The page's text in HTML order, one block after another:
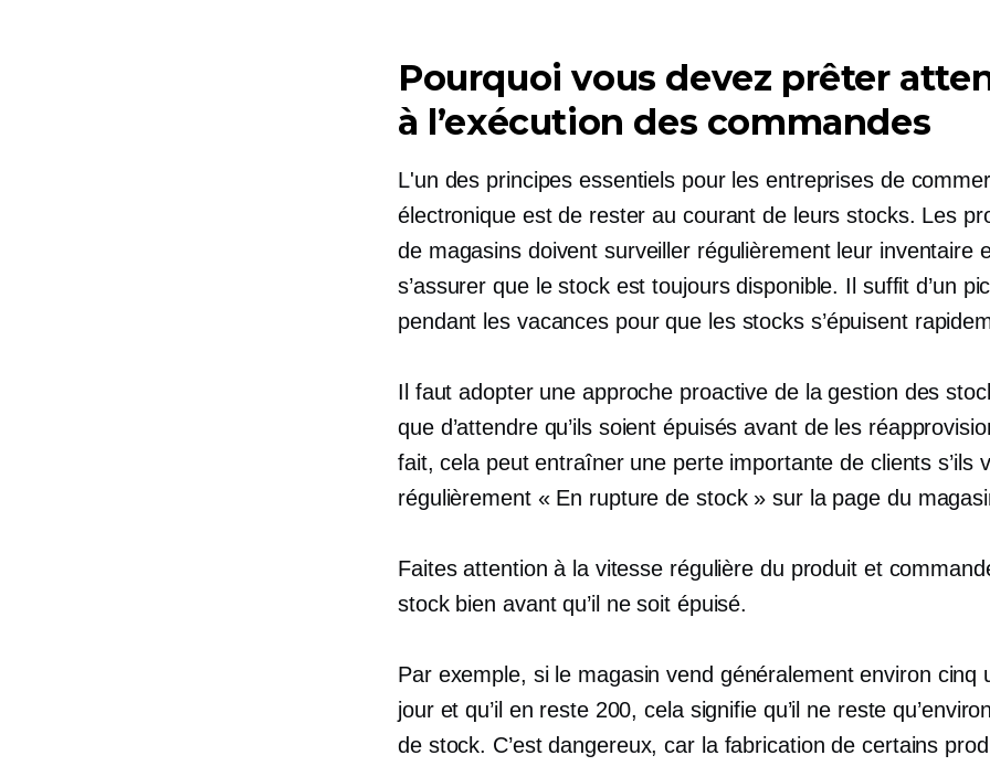
Pourquoi vous devez prêter
à l’exécution des commandes
L'un des principes essentiels pour les entreprises de
électronique est de rester au courant de leurs stocks. Les
de magasins doivent surveiller régulièrement leur inventaire
s’assurer que le stock est toujours disponible. Il suffit d’un
pendant les vacances pour que les stocks s’épuisent
Il faut adopter une approche proactive de la gestion des
que d’attendre qu’ils soient épuisés avant de les
fait, cela peut entraîner une perte importante de clients s’ils
régulièrement « En rupture de stock » sur la page du
Faites attention à la vitesse régulière du produit et
stock bien avant qu’il ne soit épuisé.
Par exemple, si le magasin vend généralement environ cinq
jour et qu’il en reste 200, cela signifie qu’il ne reste
de stock. C’est dangereux, car la fabrication de certains